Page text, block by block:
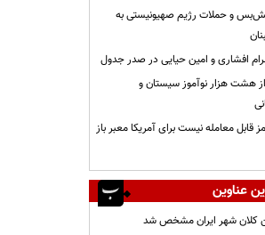
و حملات رژیم صهیونیستی به
افشاری و امین حیایی در صدر جدول
هشت هزار نوآموز سیستان و
قابل معامله نیست برای آمریکا معبر باز
عناوین
کلان شهر ایران مشخص شد